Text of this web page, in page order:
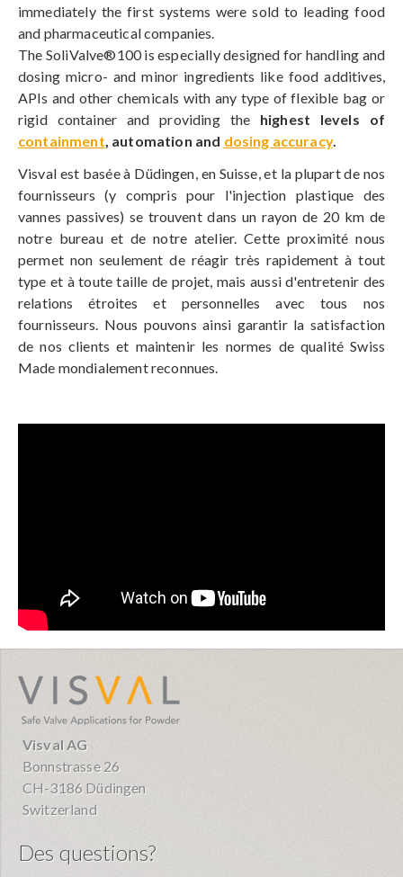
immediately the first systems were sold to leading food
and pharmaceutical companies.
The SoliValve®100 is especially designed for handling and
dosing micro- and minor ingredients like food additives,
APIs and other chemicals with any type of flexible bag or
rigid container and providing the highest levels of
containment, automation and dosing accuracy.
Visval est basée à Düdingen, en Suisse, et la plupart de nos
fournisseurs (y compris pour l'injection plastique des
vannes passives) se trouvent dans un rayon de 20 km de
notre bureau et de notre atelier. Cette proximité nous
permet non seulement de réagir très rapidement à tout
type et à toute taille de projet, mais aussi d'entretenir des
relations étroites et personnelles avec tous nos
fournisseurs. Nous pouvons ainsi garantir la satisfaction
de nos clients et maintenir les normes de qualité Swiss
Made mondialement reconnues.
Visval AG
Bonnstrasse 26
CH-3186 Düdingen
Switzerland
Des questions?